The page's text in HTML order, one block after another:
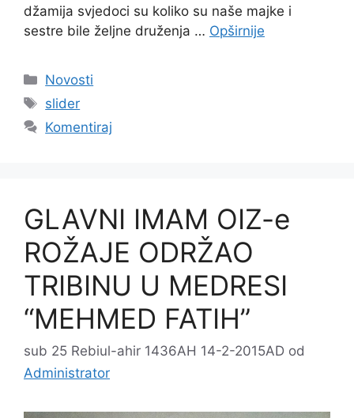
džamija svjedoci su koliko su naše majke i
sestre bile željne druženja … Opširnije
Kategorije
Novosti
Oznake
slider
Komentiraj
GLAVNI IMAM OIZ-e
ROŽAJE ODRŽAO
TRIBINU U MEDRESI
“MEHMED FATIH”
sub 25 Rebiul-ahir 1436AH 14-2-2015AD od
Administrator